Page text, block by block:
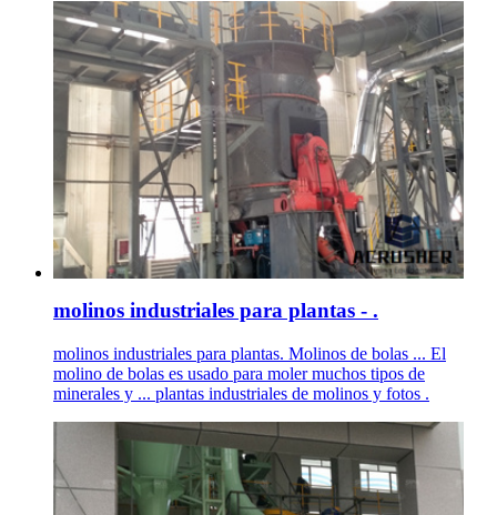
molinos industriales para plantas - .
molinos industriales para plantas. Molinos de bolas ... El
molino de bolas es usado para moler muchos tipos de
minerales y ... plantas industriales de molinos y fotos .